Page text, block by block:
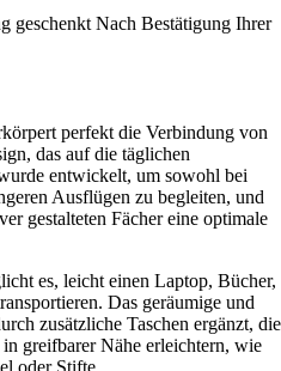
geschenkt Nach Bestätigung Ihrer
perfekt die Verbindung von
das auf die täglichen
entwickelt, um sowohl bei
Ausflügen zu begleiten, und
gestalteten Fächer eine optimale
es, leicht einen Laptop, Bücher,
Das geräumige und
zusätzliche Taschen ergänzt, die
greifbarer Nähe erleichtern, wie
oder Stifte.